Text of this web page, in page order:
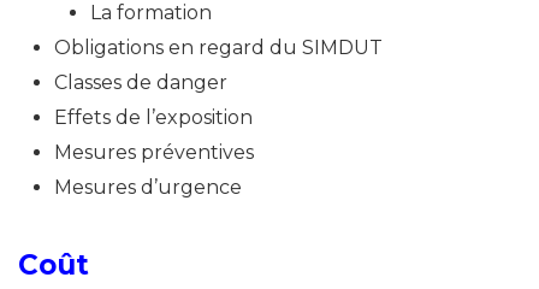
La formation
Obligations en regard du SIMDUT
Classes de danger
Effets de l’exposition
Mesures préventives
Mesures d’urgence
Coût